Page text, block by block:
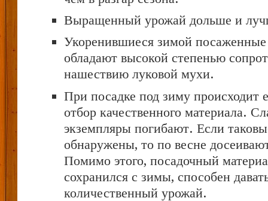
Выращенный урожай дольше и
Укоренившиеся зимой посаженные
обладают высокой степенью
нашествию луковой мухи.
При посадке под зиму происходит
отбор качественного материала.
экземпляры погибают. Если
обнаружены, то по весне
Помимо этого, посадочный
сохранился с зимы, способен
количественный урожай.